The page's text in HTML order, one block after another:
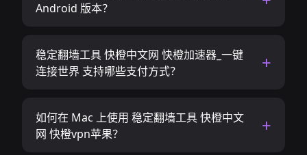
Android 版本？
稳定翻墙工具 快橙中文网 快橙加速器_一键
连接世界 支持哪些支付方式？
如何在 Mac 上使用 稳定翻墙工具 快橙中文
网 快橙vpn苹果？